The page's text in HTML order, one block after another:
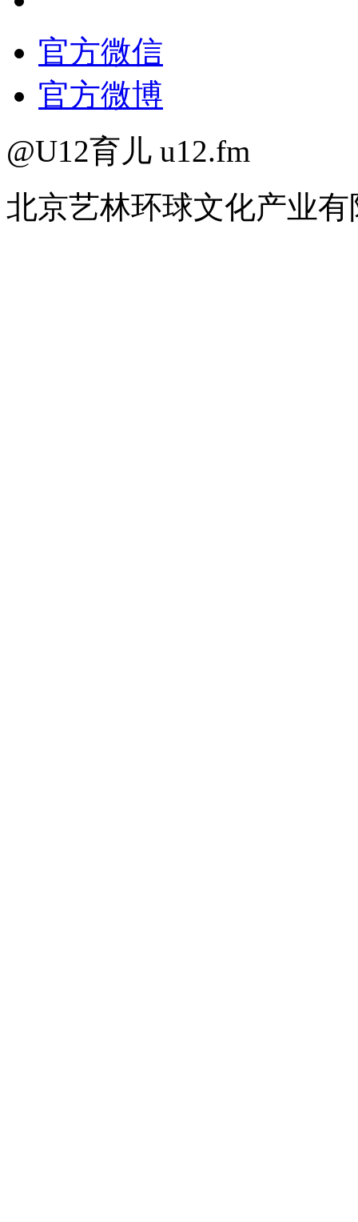
官方微信
官方微博
@U12育儿 u12.fm
北京艺林环球文化产业有